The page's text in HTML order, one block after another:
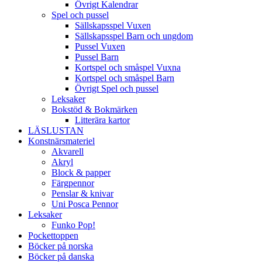
Övrigt Kalendrar
Spel och pussel
Sällskapsspel Vuxen
Sällskapsspel Barn och ungdom
Pussel Vuxen
Pussel Barn
Kortspel och småspel Vuxna
Kortspel och småspel Barn
Övrigt Spel och pussel
Leksaker
Bokstöd & Bokmärken
Litterära kartor
LÄSLUSTAN
Konstnärsmateriel
Akvarell
Akryl
Block & papper
Färgpennor
Penslar & knivar
Uni Posca Pennor
Leksaker
Funko Pop!
Pockettoppen
Böcker på norska
Böcker på danska